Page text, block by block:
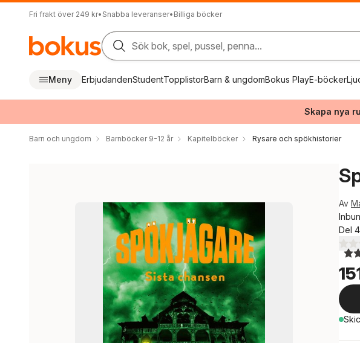
Fri frakt över 249 kr• Snabba leveranser• Billiga böcker
Sök bok, spel, pussel, penna...
Meny ErbjudandenStudentTopplistorBarn & ungdomBokus PlayE-böcker
Skapa nya
Barn och ungdom Barnböcker 9-12 år Kapitelböcker Rysare och spökhistorier
Av
Del
5,0